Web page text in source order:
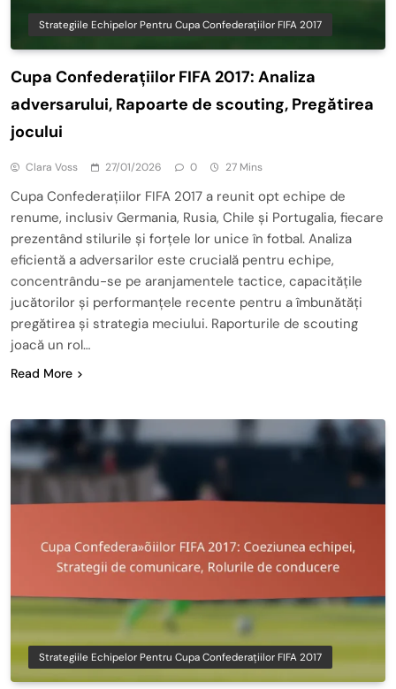
Strategiile Echipelor Pentru Cupa Confederațiilor FIFA 2017
Cupa Confederațiilor FIFA 2017: Analiza
adversarului, Rapoarte de scouting, Pregătirea
jocului
Clara Voss 27/01/2026 0 27 Mins
Cupa Confederațiilor FIFA 2017 a reunit opt echipe de
renume, inclusiv Germania, Rusia, Chile și Portugalia, fiecare
prezentând stilurile și forțele lor unice în fotbal. Analiza
eficientă a adversarilor este crucială pentru echipe,
concentrându-se pe aranjamentele tactice, capacitățile
jucătorilor și performanțele recente pentru a îmbunătăți
pregătirea și strategia meciului. Raporturile de scouting
joacă un rol…
Read More
Strategiile Echipelor Pentru Cupa Confederațiilor FIFA 2017